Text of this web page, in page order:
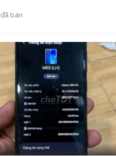
đã bán